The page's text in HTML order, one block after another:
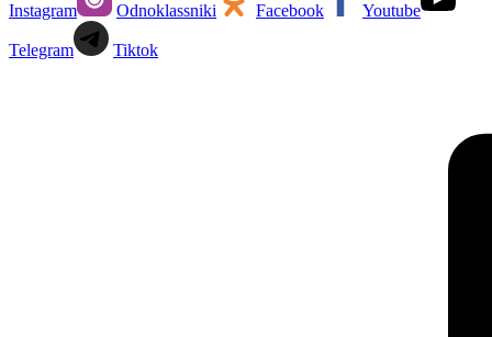
Instagram Odnoklassniki Facebook Youtube
Telegram Tiktok